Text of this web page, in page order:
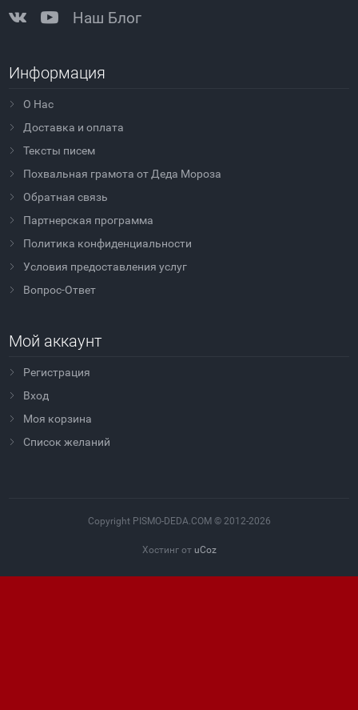
Наш Блог
Информация
О Нас
Доставка и оплата
Тексты писем
Похвальная грамота от Деда Мороза
Обратная связь
Партнерская программа
Политика конфиденциальности
Условия предоставления услуг
Вопрос-Ответ
Мой аккаунт
Регистрация
Вход
Моя корзина
Cписок желаний
Copyright PISMO-DEDA.COM © 2012-2026
Хостинг от uCoz